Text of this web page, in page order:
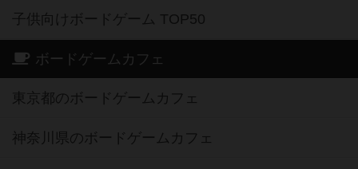
子供向けボードゲーム TOP50
ボードゲームカフェ
東京都のボードゲームカフェ
神奈川県のボードゲームカフェ